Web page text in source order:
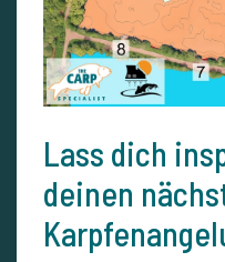
Lass dich
deinen